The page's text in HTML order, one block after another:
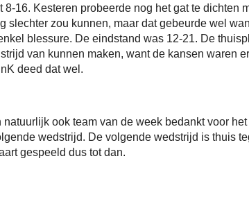
8-16. Kesteren probeerde nog het gat te dichten
slechter zou kunnen, maar dat gebeurde wel
blessure. De eindstand was 12-21. De
van kunnen maken, want de kansen waren
deed dat wel.
natuurlijk ook team van de week bedankt voor
wedstrijd. De volgende wedstrijd is thuis
gespeeld dus tot dan.